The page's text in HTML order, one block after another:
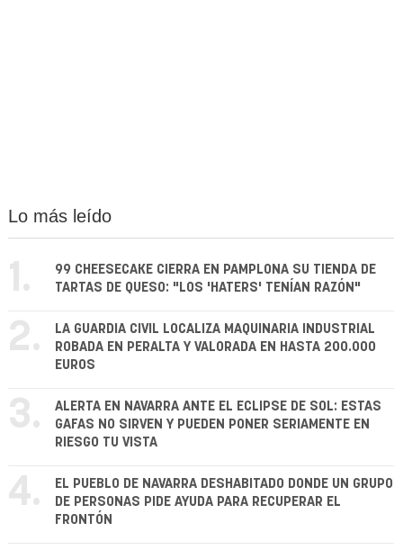
Lo más leído
1.
99 CHEESECAKE CIERRA EN PAMPLONA SU TIENDA DE
TARTAS DE QUESO: "LOS 'HATERS' TENÍAN RAZÓN"
2.
LA GUARDIA CIVIL LOCALIZA MAQUINARIA INDUSTRIAL
ROBADA EN PERALTA Y VALORADA EN HASTA 200.000
EUROS
3.
ALERTA EN NAVARRA ANTE EL ECLIPSE DE SOL: ESTAS
GAFAS NO SIRVEN Y PUEDEN PONER SERIAMENTE EN
RIESGO TU VISTA
4.
EL PUEBLO DE NAVARRA DESHABITADO DONDE UN GRUPO
DE PERSONAS PIDE AYUDA PARA RECUPERAR EL
FRONTÓN